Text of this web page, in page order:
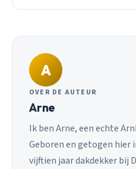
A
OVER DE AUTEUR
Arne
Ik ben Arne, een echte
Geboren en getogen hier
vijftien jaar dakdekker bij